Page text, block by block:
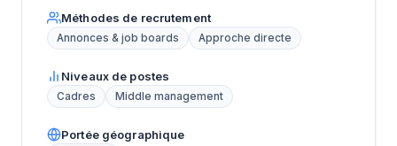
Méthodes de recrutement
Annonces & job boards Approche directe
Niveaux de postes
Cadres Middle management
Portée géographique